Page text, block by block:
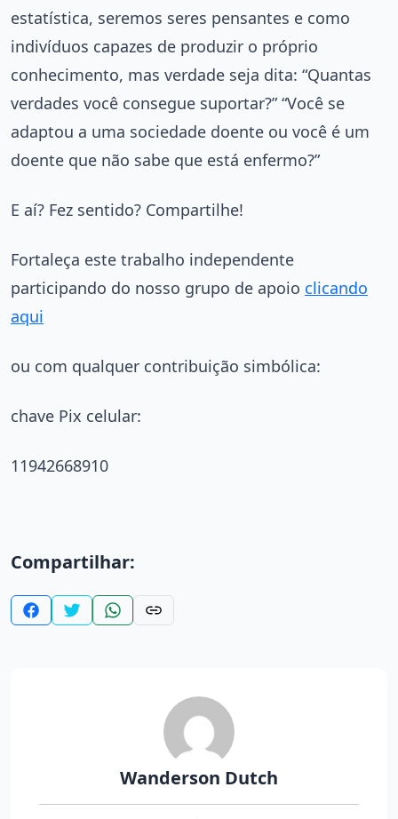
estatística, seremos seres pensantes e como
indivíduos capazes de produzir o próprio
conhecimento, mas verdade seja dita: “Quantas
verdades você consegue suportar?” “Você se
adaptou a uma sociedade doente ou você é um
doente que não sabe que está enfermo?”
E aí? Fez sentido? Compartilhe!
Fortaleça este trabalho independente
participando do nosso grupo de apoio clicando
aqui
ou com qualquer contribuição simbólica:
chave Pix celular:
11942668910
Compartilhar:
Wanderson Dutch